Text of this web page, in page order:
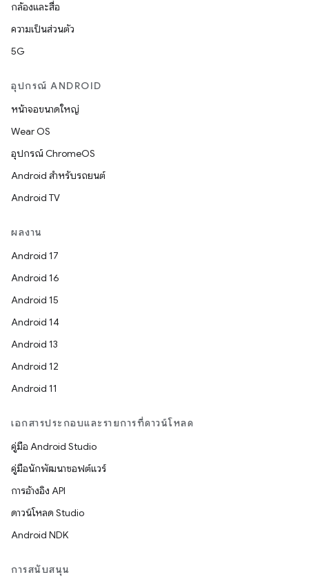
กล้องและสื่อ
ความเป็นส่วนตัว
5G
อุปกรณ์ ANDROID
หน้าจอขนาดใหญ่
Wear OS
อุปกรณ์ ChromeOS
Android สำหรับรถยนต์
Android TV
ผลงาน
Android 17
Android 16
Android 15
Android 14
Android 13
Android 12
Android 11
เอกสารประกอบและรายการที่ดาวน์โหลด
คู่มือ Android Studio
คู่มือนักพัฒนาซอฟต์แวร์
การอ้างอิง API
ดาวน์โหลด Studio
Android NDK
การสนับสนุน